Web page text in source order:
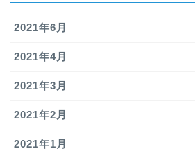
2021年6月
2021年4月
2021年3月
2021年2月
2021年1月